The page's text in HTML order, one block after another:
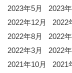
2023年5月
2023
2022年12月
2022
2022年8月
2022
2022年3月
2022
2021年10月
2021